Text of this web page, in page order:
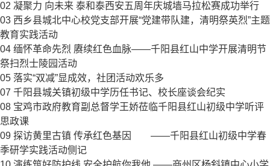
02 凝聚力 向未来 泰和泰西安五周年庆城墙马拉松赛成功举行
03 西乡县城北中心校党支部开展“党建带队建，清明祭英烈”主题
教育实践活动
04 缅怀革命先烈 赓续红色血脉——千阳县红山中学开展清明节
祭扫烈士陵园活动
05 落实“双减”显成效，社团活动欢乐多
07 千阳县城关镇初级中学历任书记、校长座谈会纪实
08 宝鸡市政府教育副总督学王娇莅临千阳县红山初级中学听评
思政课
09 探访黄里古镇 传承红色基因 ——千阳县红山初级中学春
季研学实践活动侧记